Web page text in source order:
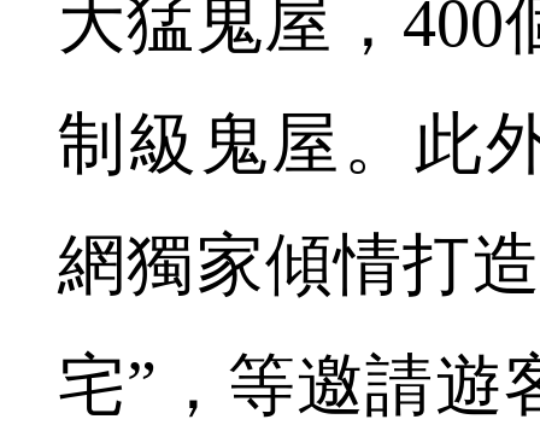
大猛鬼屋，400
制級鬼屋。此
網獨家傾情打
宅”，等邀請遊